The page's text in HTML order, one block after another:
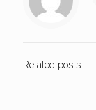
Related posts